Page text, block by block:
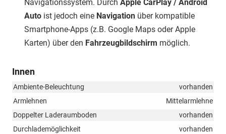
Navigationssystem. Durch Apple CarPlay / Android
Auto ist jedoch eine Navigation über kompatible
Smartphone-Apps (z.B. Google Maps oder Apple
Karten) über den Fahrzeugbildschirm möglich.
Innen
Ambiente-Beleuchtung
vorhanden
Armlehnen
Mittelarmlehne
Doppelter Laderaumboden
vorhanden
Durchlademöglichkeit
vorhanden